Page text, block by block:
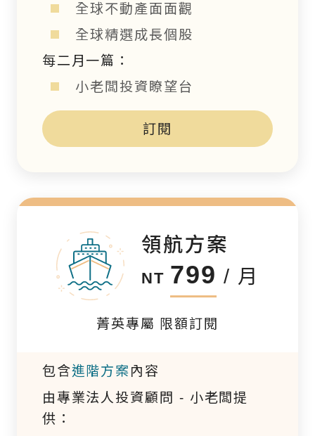
訂閱
全球不動產面面觀
全球精選成長個股
每二月一篇：
小老闆投資瞭望台
領航方案
NT 799 / 月
菁英專屬 限額訂閱
包含進階方案內容
由專業法人投資顧問 - 小老闆提
供：